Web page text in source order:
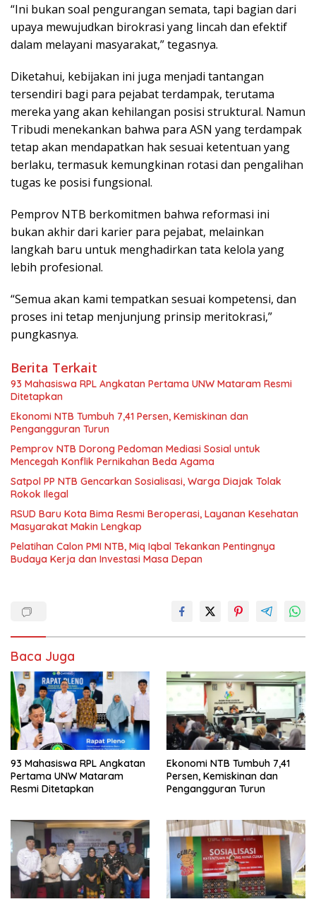
“Ini bukan soal pengurangan semata, tapi bagian dari
upaya mewujudkan birokrasi yang lincah dan efektif
dalam melayani masyarakat,” tegasnya.
Diketahui, kebijakan ini juga menjadi tantangan
tersendiri bagi para pejabat terdampak, terutama
mereka yang akan kehilangan posisi struktural. Namun
Tribudi menekankan bahwa para ASN yang terdampak
tetap akan mendapatkan hak sesuai ketentuan yang
berlaku, termasuk kemungkinan rotasi dan pengalihan
tugas ke posisi fungsional.
Pemprov NTB berkomitmen bahwa reformasi ini
bukan akhir dari karier para pejabat, melainkan
langkah baru untuk menghadirkan tata kelola yang
lebih profesional.
“Semua akan kami tempatkan sesuai kompetensi, dan
proses ini tetap menjunjung prinsip meritokrasi,”
pungkasnya.
Berita Terkait
93 Mahasiswa RPL Angkatan Pertama UNW Mataram Resmi
Ditetapkan
Ekonomi NTB Tumbuh 7,41 Persen, Kemiskinan dan
Pengangguran Turun
Pemprov NTB Dorong Pedoman Mediasi Sosial untuk
Mencegah Konflik Pernikahan Beda Agama
Satpol PP NTB Gencarkan Sosialisasi, Warga Diajak Tolak
Rokok Ilegal
RSUD Baru Kota Bima Resmi Beroperasi, Layanan Kesehatan
Masyarakat Makin Lengkap
Pelatihan Calon PMI NTB, Miq Iqbal Tekankan Pentingnya
Budaya Kerja dan Investasi Masa Depan
Baca Juga
93 Mahasiswa RPL Angkatan
Pertama UNW Mataram
Resmi Ditetapkan
Ekonomi NTB Tumbuh 7,41
Persen, Kemiskinan dan
Pengangguran Turun